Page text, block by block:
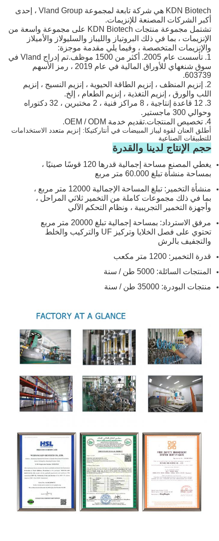
KDN Biotech هي شركة تابعة لمجموعة Vland Group ، إحدى
أكبر الشركات المصنعة للإنزيمات.
تشتمل مجموعة منتجات KDN Biotech على مجموعة واسعة من
الإنزيمات ، بما في ذلك البروتياز والليباز والسليولاز والأميلاز
والإنزيمات المتخصصة ، وفيما يلي مقدمة موجزة:
1. تأسست عام 2005. أكثر من 1500 موظف.تم إدراج Vland في
سوق شنغهاي للأوراق المالية في عام 2019 ، رمز الأسهم
603739.
2. إنزيم المنظف ، إنزيم الطاقة الحيوية ، إنزيم النسيج ، إنزيم
اللب والورق ، إنزيم التغذية ، إنزيم الطعام ، إلخ.
3. 12 قاعدة إنتاجية ، 8 مراكز فنية ، 2 مختبرين ، 32 دكتوراه
وحوالي 300 ماجستير.
4. تخصيص المنتجات.تقديم خدمة OEM / ODM.
أطلق العنان لقوة ليباز المبيضات في أنتاركتيكا: إنزيم متعدد الاستخدامات
للتطبيقات الصناعية
حجم الإنتاج لدينا والقدرة
يغطي المصنع مساحة إجمالية قدرها 120 قوسًا صينيًا ،
بمساحة منشأة تبلغ 60.000 متر مربع
منشأة التخمير: تبلغ المساحة الإجمالية 12000 متر مربع ،
بما في ذلك مجموعات كاملة من التخمير ثلاثي المراحل ،
وأجهزة التخمير التجريبية ، ونظام التحكم الآلي
مرفق الاسترداد: بمساحة إجمالية تبلغ 20000 متر مربع
تحتوي على فصل الخلايا وتركيز UF والتركيب والخلط
والتجفيف بالرش
قدرة التخمير: 1200 متر مكعب
المنتجات السائلة: 5000 طن / سنة
منتجات البودرة: 35000 طن / سنة